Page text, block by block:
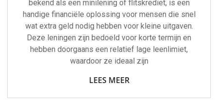
bekend als een minilening of flitskrediet, is een
handige financiële oplossing voor mensen die snel
wat extra geld nodig hebben voor kleine uitgaven.
Deze leningen zijn bedoeld voor korte termijn en
hebben doorgaans een relatief lage leenlimiet,
waardoor ze ideaal zijn
LEES MEER